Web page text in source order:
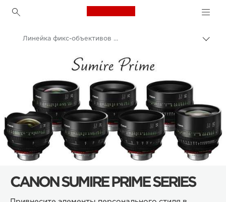
Canon Logo, back to
Линейка фикс-объективов Sumire
CANON SUMIRE PRIME SERIES